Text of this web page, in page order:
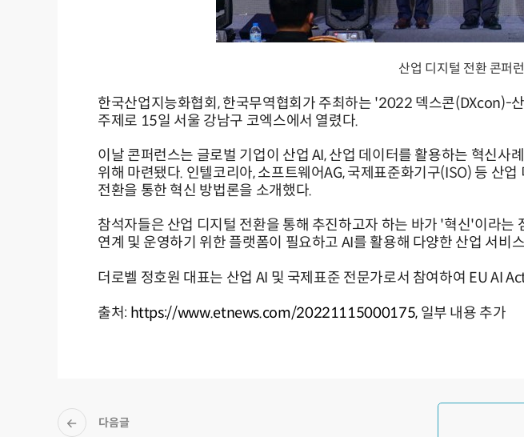
산업 디지털 전환 콘퍼
한국산업지능화협회, 한국무역협회가 주최하는 '2022 덱스콘(DXcon)-
주제로 15일 서울 강남구 코엑스에서 열렸다.
이날 콘퍼런스는 글로벌 기업이 산업 AI, 산업 데이터를 활용하는 혁신사
위해 마련됐다. 인텔코리아, 소프트웨어AG, 국제표준화기구(ISO) 등 산업
전환을 통한 혁신 방법론을 소개했다.
참석자들은 산업 디지털 전환을 통해 추진하고자 하는 바가 '혁신'이라
연계 및 운영하기 위한 플랫폼이 필요하고 AI를 활용해 다양한 산업 서비
더로벨 정호원 대표는 산업 AI 및 국제표준 전문가로서 참여하여 EU AI
출처: https://www.etnews.com/20221115000175,일부 내용 추가
다음글